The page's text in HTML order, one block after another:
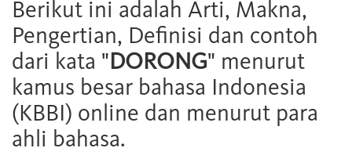
Berikut ini adalah Arti, Makna,
Pengertian, Definisi dan contoh
dari kata "DORONG" menurut
kamus besar bahasa Indonesia
(KBBI) online dan menurut para
ahli bahasa.